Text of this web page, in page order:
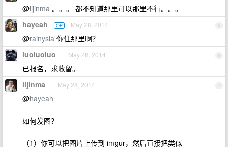
@lijinma 。。。 都不知道那里可以那里不行。。。
5
hayeah OP May 28, 2014
@rainysia 你住那里啊？
6
luoluoluo May 28, 2014
已报名，求收留。
7
lijinma May 28, 2014
@hayeah
如何发图？
（1）你可以把图片上传到 imgur，然后直接把类似